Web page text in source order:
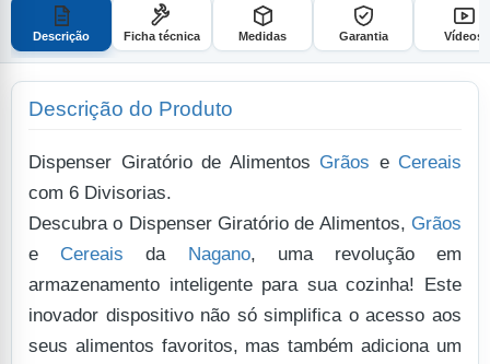
Descrição Ficha técnica Medidas Garantia Vídeos
Descrição do Produto
Dispenser Giratório de Alimentos Grãos e Cereais
com 6 Divisorias.
Descubra o Dispenser Giratório de Alimentos, Grãos
e Cereais da Nagano, uma revolução em
armazenamento inteligente para sua cozinha! Este
inovador dispositivo não só simplifica o acesso aos
seus alimentos favoritos, mas também adiciona um